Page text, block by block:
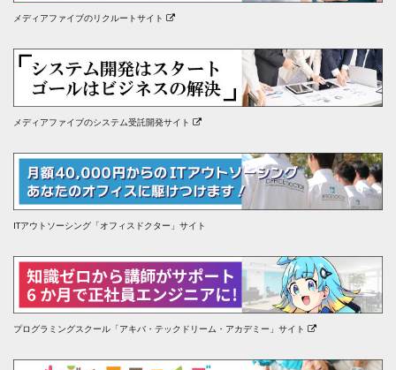
メディアファイブのリクルートサイト
メディアファイブのシステム受託開発サイト
ITアウトソーシング「オフィスドクター」サイト
プログラミングスクール「アキバ・テックドリーム・アカデミー」サイト